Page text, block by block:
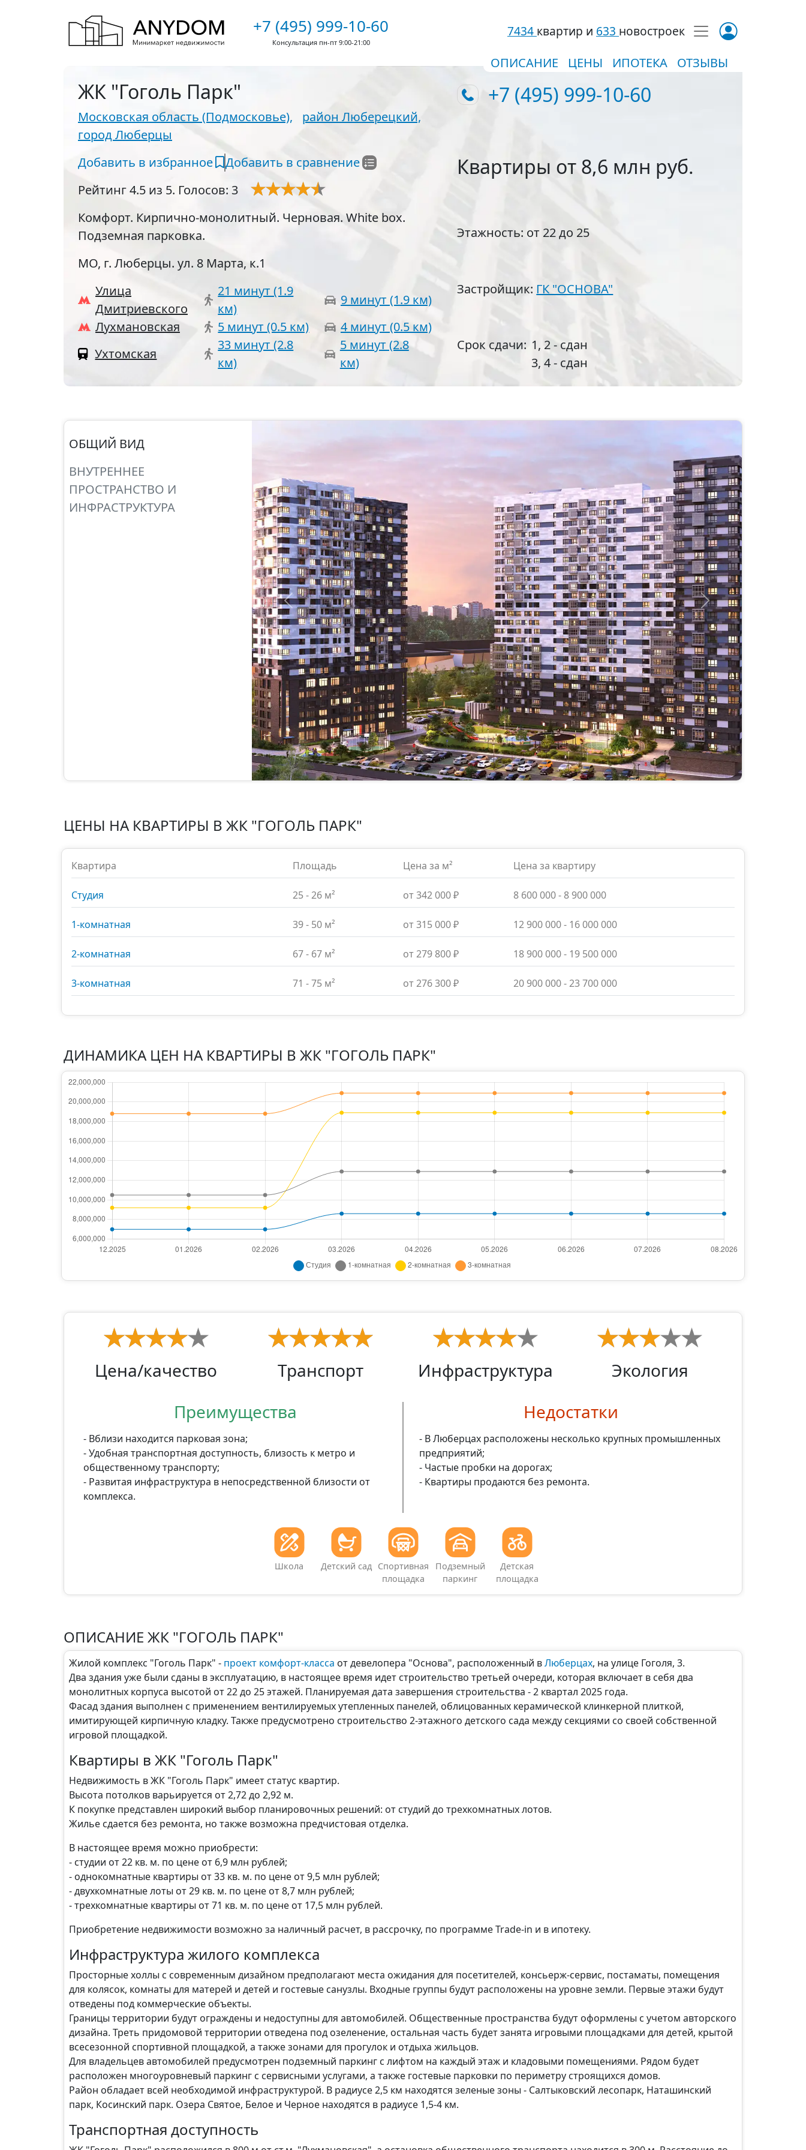
+7 (495) 999-10-60
Консультация пн-пт 9:00-21:00
7434 квартир и 633 новостроек
ОПИСАНИЕ
ЦЕНЫ ИПОТЕКА ОТЗЫВЫ
ЖК "Гоголь Парк"
Московская область (Подмосковье),
район Люберецкий,
город Люберцы
Добавить в избранное
Добавить в сравнение
Рейтинг 4.5 из 5. Голосов: 3
Комфорт. Кирпично-монолитный. Черновая. White box.
Подземная парковка.
МО, г. Люберцы. ул. 8 Марта, к.1
Улица
Дмитриевского
21 минут (1.9
км)
9 минут (1.9 км)
Лухмановская
5 минут (0.5 км)
4 минут (0.5 км)
Ухтомская
33 минут (2.8
км)
5 минут (2.8
км)
+7 (495) 999-10-60
Квартиры от 8,6 млн руб.
Этажность: от 22 до 25
Застройщик: ГК "ОСНОВА"
Срок сдачи: 1, 2 - сдан
3, 4 - сдан
ОБЩИЙ ВИД
ВНУТРЕННЕЕ
ПРОСТРАНСТВО И
ИНФРАСТРУКТУРА
Предыдущий Следующий
ЦЕНЫ НА КВАРТИРЫ В ЖК "ГОГОЛЬ ПАРК"
Квартира Площадь Цена за м² Цена за квартиру
Студия 25 - 26 м² от 342 000 ₽ 8 600 000 - 8 900 000
1-комнатная 39 - 50 м² от 315 000 ₽ 12 900 000 - 16 000 000
2-комнатная 67 - 67 м² от 279 800 ₽ 18 900 000 - 19 500 000
3-комнатная 71 - 75 м² от 276 300 ₽ 20 900 000 - 23 700 000
ДИНАМИКА ЦЕН НА КВАРТИРЫ В ЖК "ГОГОЛЬ ПАРК"
Цена/качество Транспорт Инфраструктура
Экология
Преимущества
- Вблизи находится парковая зона;
- Удобная транспортная доступность, близость к метро и
общественному транспорту;
- Развитая инфраструктура в непосредственной близости от
комплекса.
Недостатки
- В Люберцах расположены несколько крупных промышленных
предприятий;
- Частые пробки на дорогах;
- Квартиры продаются без ремонта.
Школа Детский сад
Спортивная
площадка
Подземный
паркинг
Детская
площадка
ОПИСАНИЕ ЖК "ГОГОЛЬ ПАРК"
Жилой комплекс "Гоголь Парк" - проект комфорт-класса от девелопера "Основа", расположенный вЛюберцах, на улице Гоголя, 3.
Два здания уже были сданы в эксплуатацию, в настоящее время идет строительство третьей очереди, которая включает в себя два
монолитных корпуса высотой от 22 до 25 этажей. Планируемая дата завершения строительства - 2 квартал 2025 года.
Фасад здания выполнен с применением вентилируемых утепленных панелей, облицованных керамической клинкерной плиткой,
имитирующей кирпичную кладку. Также предусмотрено строительство 2-этажного детского сада между секциями со своей собственной
игровой площадкой.
Квартиры в ЖК "Гоголь Парк"
Недвижимость в ЖК "Гоголь Парк" имеет статус квартир.
Высота потолков варьируется от 2,72 до 2,92 м.
К покупке представлен широкий выбор планировочных решений: от студий до трехкомнатных лотов.
Жилье сдается без ремонта, но также возможна предчистовая отделка.
В настоящее время можно приобрести:
- студии от 22 кв. м. по цене от 6,9 млн рублей;
- однокомнатные квартиры от 33 кв. м. по цене от 9,5 млн рублей;
- двухкомнатные лоты от 29 кв. м. по цене от 8,7 млн рублей;
- трехкомнатные квартиры от 71 кв. м. по цене от 17,5 млн рублей.
Приобретение недвижимости возможно за наличный расчет, в рассрочку, по программе Trade-in и в ипотеку.
Инфраструктура жилого комплекса
Просторные холлы с современным дизайном предполагают места ожидания для посетителей, консьерж-сервис, постаматы, помещения
для колясок, комнаты для матерей и детей и гостевые санузлы. Входные группы будут расположены на уровне земли. Первые этажи будут
отведены под коммерческие объекты.
Границы территории будут ограждены и недоступны для автомобилей. Общественные пространства будут оформлены с учетом авторского
дизайна. Треть придомовой территории отведена под озеленение, остальная часть будет занята игровыми площадками для детей, крытой
всесезонной спортивной площадкой, а также зонами для прогулок и отдыха жильцов.
Для владельцев автомобилей предусмотрен подземный паркинг с лифтом на каждый этаж и кладовыми помещениями. Рядом будет
расположен многоуровневый паркинг с сервисными услугами, а также гостевые парковки по периметру строящихся домов.
Район обладает всей необходимой инфраструктурой. В радиусе 2,5 км находятся зеленые зоны - Салтыковский лесопарк, Наташинский
парк, Косинский парк. Озера Святое, Белое и Черное находятся в радиусе 1,5-4 км.
Транспортная доступность